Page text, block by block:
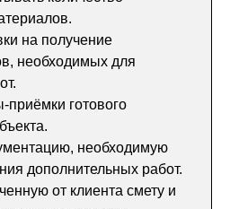
на получение
необходимых для
приёмки готового
необходимую
дополнительных работ.
от клиента смету и